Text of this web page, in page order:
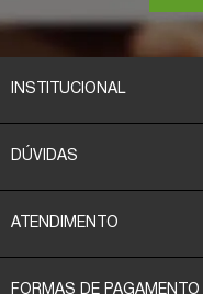
INSTITUCIONAL
DÚVIDAS
ATENDIMENTO
FORMAS DE PAGAMENTO